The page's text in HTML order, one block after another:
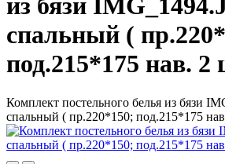
из бязи
спальный (
под.215*175 нав. 2
Комплект постельного белья из бязи
спальный ( пр.220*150; под.215*175